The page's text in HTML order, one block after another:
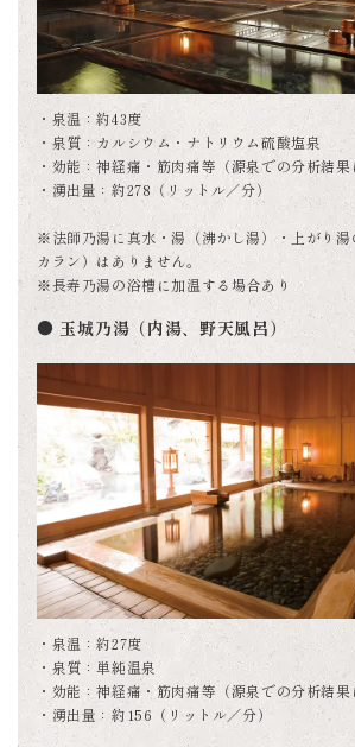
・泉温：約43度
・泉質：カルシウム・ナトリウム硫酸塩泉
・効能：神経痛・筋肉痛等（源泉での分析結果
・湧出量：約278（リットル／分）
※法師乃湯に真水・湯（沸かし湯）・上がり湯
カラン）はありません。
※長寿乃湯の浴槽に加温する場合あり
● 玉城乃湯（内湯、野天風呂）
・泉温：約27度
・泉質：単純温泉
・効能：神経痛・筋肉痛等（源泉での分析結果
・湧出量：約156（リットル／分）